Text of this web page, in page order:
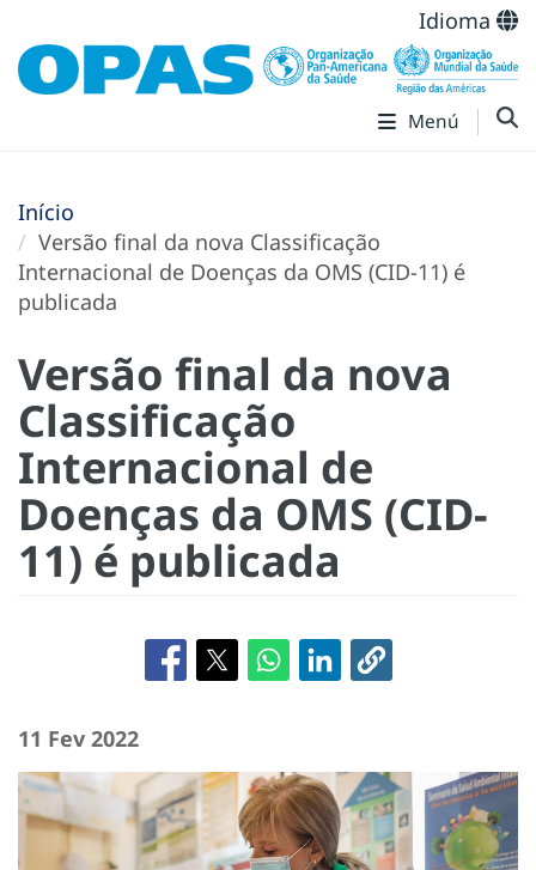
Idioma
Menú
Início
Versão final da nova Classificação
Internacional de Doenças da OMS (CID-11) é
publicada
Versão final da nova
Classificação
Internacional de
Doenças da OMS (CID-
11) é publicada
11 Fev 2022